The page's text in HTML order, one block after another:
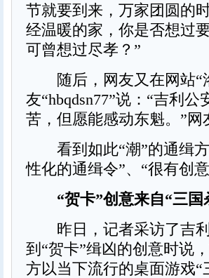
节就要到来，万家团圆的
经温暖的家，你是否想过
可曾想过尽孝？”
随后，网友又在网站“
友“hbqdsn77”说：“吉利
苦，但愿能感动东魁。”网
看到如此“潮”的通缉方
性化的通缉令”、“很有
“贺卡”创意来自“三国
昨日，记者采访了吉利
到“贺卡”缉凶的创意时说
方以当下流行的桌面游戏